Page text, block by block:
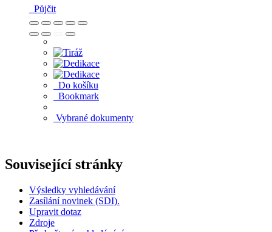
Půjčit
Do košíku
Bookmark
Vybrané dokumenty
Související stránky
Výsledky vyhledávání
Zasílání novinek (SDI).
Upravit dotaz
Zdroje